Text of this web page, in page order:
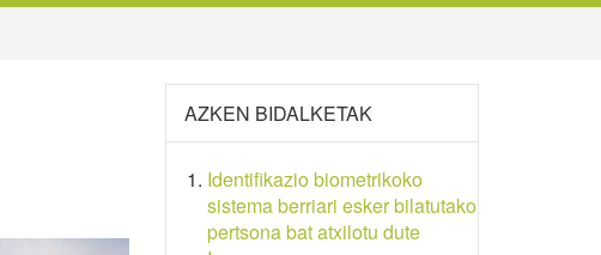
AZKEN BIDALKETAK
Identifikazio biometrikoko
sistema berriari esker bilatutako
pertsona bat atxilotu dute